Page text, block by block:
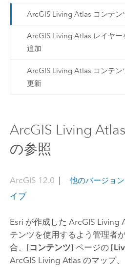
ArcGIS Living Atlas コンテン
ArcGIS Living Atlas レイヤー
追加
ArcGIS Living Atlas コンテン
更新
ArcGIS Living
の参照
ArcGIS 12.0 | 他のバージョン
イブ
Esri が作成した ArcGIS Living
テンツを使用するよう管理者
合、 [コンテンツ] ページの
ArcGIS Living Atlas のマップ